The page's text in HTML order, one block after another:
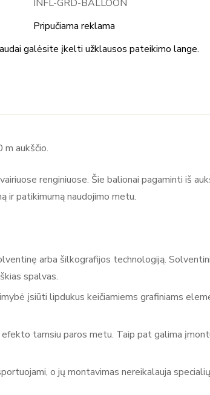
INFL-GRD-BALLOON
Pripučiama reklama
galėsite įkelti užklausos pateikimo lange.
aukščio.
renginiuose. Šie balionai pagaminti iš
ir patikimumą naudojimo metu.
arba šilkografijos technologiją.
spalvas.
įsiūti lipdukus keičiamiems grafiniams
tamsiu paros metu. Taip pat galima
o jų montavimas nereikalauja